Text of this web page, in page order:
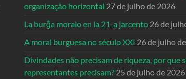
organização horizontal 27 de julho de 2026
La burĝa moralo en la 21-a jarcento 26 de
A moral burguesa no século XXI 26 de julho
Divindades não precisam de riqueza, por que
representantes precisam? 25 de julho de 2026